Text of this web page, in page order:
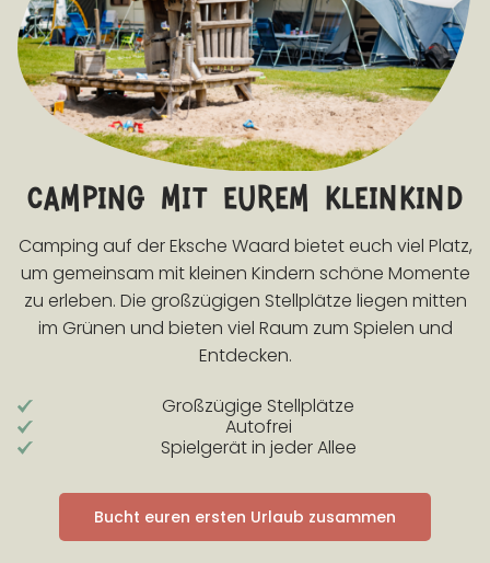
camping mit eurem kleinkind
Camping auf der Eksche Waard bietet euch viel Platz,
um gemeinsam mit kleinen Kindern schöne Momente
zu erleben. Die großzügigen Stellplätze liegen mitten
im Grünen und bieten viel Raum zum Spielen und
Entdecken.
Großzügige Stellplätze
Autofrei
Spielgerät in jeder Allee
Bucht euren ersten Urlaub zusammen